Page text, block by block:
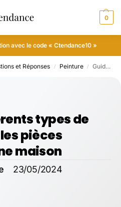
0
avec le code « Ctendance10 »
et Réponses / Peinture / Guide des différents types de peintures pour les pièces intérieures d’une maison
types de
pièces
maison
23/05/2024